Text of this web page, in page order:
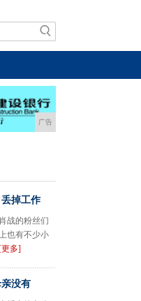
广告
掉工作
战的粉丝们
也有不少小
[更多]
没有